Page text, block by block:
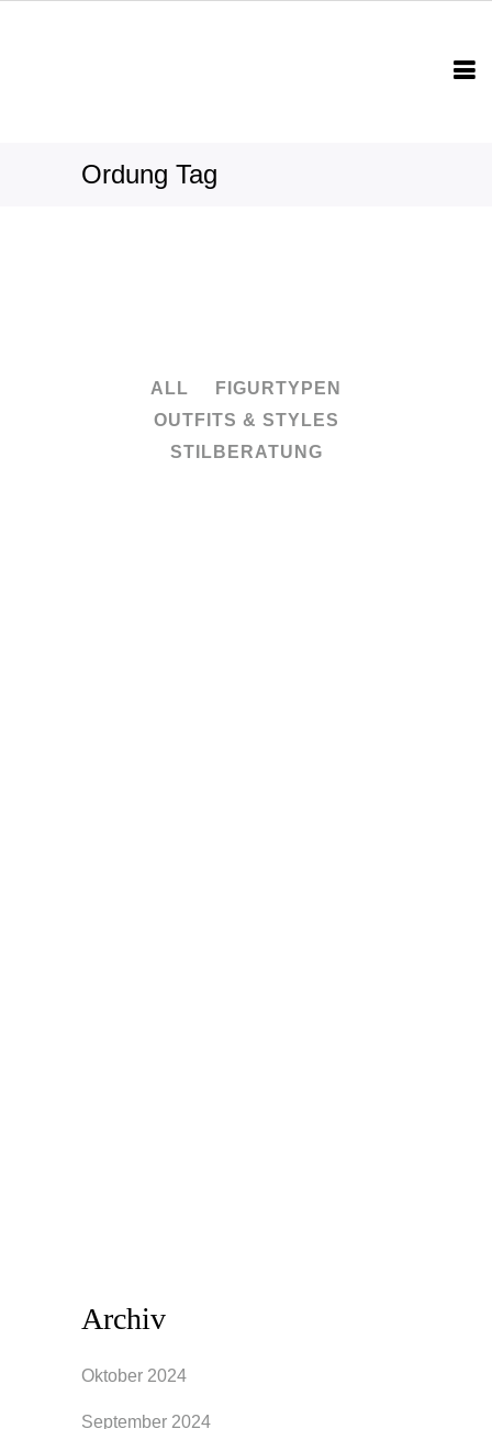
Ordung Tag
ALL
FIGURTYPEN
OUTFITS & STYLES
STILBERATUNG
Archiv
Oktober 2024
September 2024